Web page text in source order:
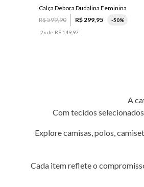
Calça Debora Dudalina Feminina
R$599,90 R$ 299 95 -50%
2x de R$ 149 97
A
Com tecidos
Explore camisas, polos,
Cada item reflete o